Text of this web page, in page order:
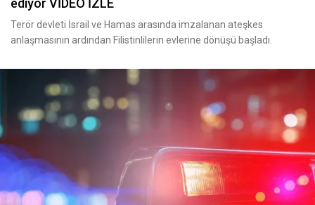
ediyor VİDEO İZLE
Terör devleti İsrail ve Hamas arasında imzalanan ateşkes
anlaşmasının ardından Filistinlilerin evlerine dönüşü başladı.